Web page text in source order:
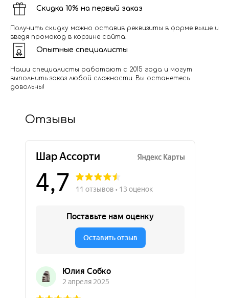
Скидка 10% на первый заказ
Получить скидку можно оставив реквизиты в форме выше и
введя промокод в корзине сайта.
Опытные специалисты
Наши специалисты работают с 2015 года и могут
выполнить заказ любой сложности. Вы останетесь
довольны!
Отзывы